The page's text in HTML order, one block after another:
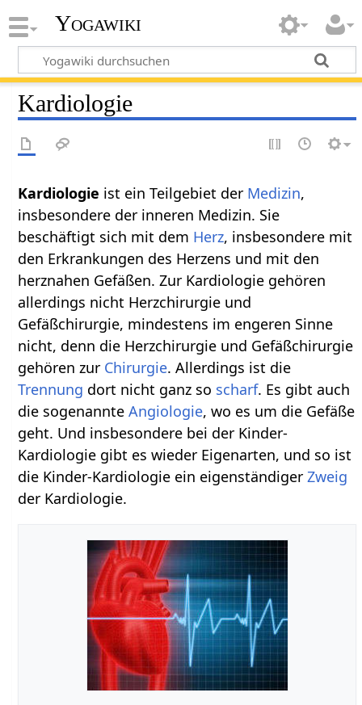
Yogawiki
Kardiologie
Kardiologie ist ein Teilgebiet der Medizin,
insbesondere der inneren Medizin. Sie
beschäftigt sich mit dem Herz, insbesondere mit
den Erkrankungen des Herzens und mit den
herznahen Gefäßen. Zur Kardiologie gehören
allerdings nicht Herzchirurgie und
Gefäßchirurgie, mindestens im engeren Sinne
nicht, denn die Herzchirurgie und Gefäßchirurgie
gehören zur Chirurgie. Allerdings ist die
Trennung dort nicht ganz so scharf. Es gibt auch
die sogenannteAngiologie, wo es um die Gefäße
geht. Und insbesondere bei der Kinder-
Kardiologie gibt es wieder Eigenarten, und so ist
die Kinder-Kardiologie ein eigenständigerZweig
der Kardiologie.